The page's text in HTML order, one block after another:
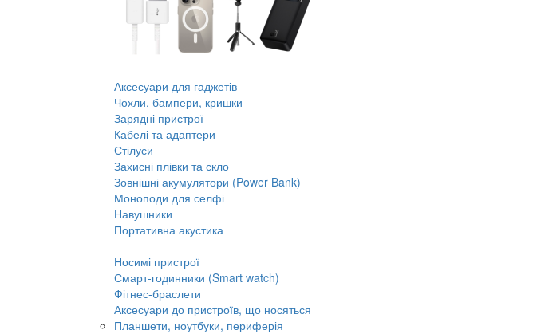
Аксесуари для гаджетів
Чохли, бампери, кришки
Зарядні пристрої
Кабелі та адаптери
Стілуси
Захисні плівки та скло
Зовнішні акумулятори (Power Bank)
Моноподи для селфі
Навушники
Портативна акустика
Носимі пристрої
Смарт-годинники (Smart watch)
Фітнес-браслети
Аксесуари до пристроїв, що носяться
Планшети, ноутбуки, периферія